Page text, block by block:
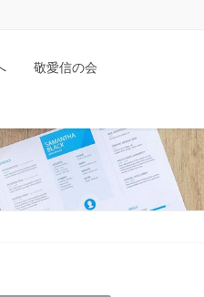
敬愛信の会